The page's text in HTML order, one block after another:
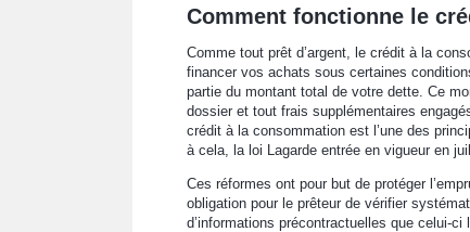
Comment fonctionne le
Comme tout prêt d’argent, le crédit à la
financer vos achats sous certaines
partie du montant total de votre dette. Ce
dossier et tout frais supplémentaires
crédit à la consommation est l’une des
à cela, la loi Lagarde entrée en vigueur en
Ces réformes ont pour but de protéger
obligation pour le prêteur de vérifier
d’informations précontractuelles que celui-